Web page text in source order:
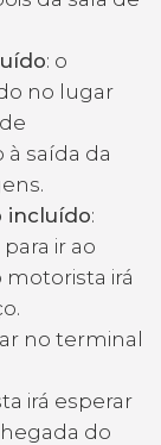
: o
no lugar
à saída da
incluído:
ir ao
irá
no terminal
irá esperar
do